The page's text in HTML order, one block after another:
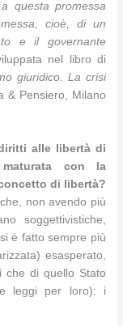
questa promessa
cioè, di un
e il governante
nel libro di
giuridico. La crisi
& Pensiero, Milano
alle libertà di
con la
di libertà?
non avendo più
soggettivistiche,
è fatto sempre più
esasperato,
che di quello Stato
leggi per loro): i